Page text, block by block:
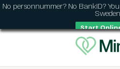
No personnummer? No BankID?
Start